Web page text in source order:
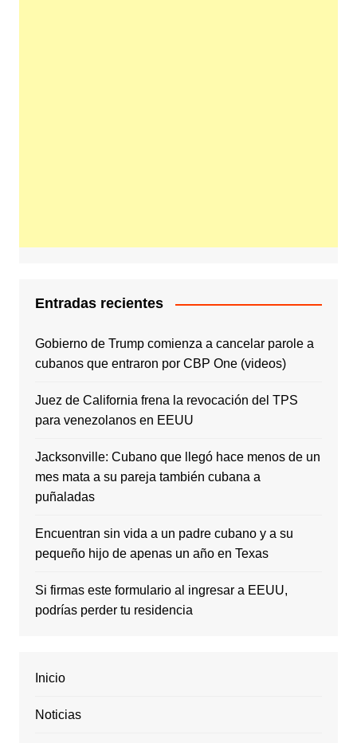
Entradas recientes
Gobierno de Trump comienza a cancelar parole a
cubanos que entraron por CBP One (videos)
Juez de California frena la revocación del TPS
para venezolanos en EEUU
Jacksonville: Cubano que llegó hace menos de un
mes mata a su pareja también cubana a
puñaladas
Encuentran sin vida a un padre cubano y a su
pequeño hijo de apenas un año en Texas
Si firmas este formulario al ingresar a EEUU,
podrías perder tu residencia
Inicio
Noticias